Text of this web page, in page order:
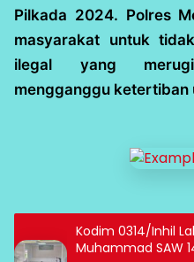
Pilkada 2024. Polres
masyarakat untuk
ilegal yang
mengganggu ketertiban
Kodim 0314/Inhil
Muhammad SAW